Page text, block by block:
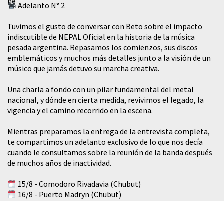
Adelanto N° 2
Tuvimos el gusto de conversar con Beto sobre el impacto
indiscutible de NEPAL Oficial en la historia de la música
pesada argentina. Repasamos los comienzos, sus discos
emblemáticos y muchos más detalles junto a la visión de un
músico que jamás detuvo su marcha creativa.
​Una charla a fondo con un pilar fundamental del metal
nacional, y dónde en cierta medida, revivimos el legado, la
vigencia y el camino recorrido en la escena.
Mientras preparamos la entrega de la entrevista completa,
te compartimos un adelanto exclusivo de lo que nos decía
cuando le consultamos sobre la reunión de la banda después
de muchos años de inactividad.
15/8 - Comodoro Rivadavia (Chubut)
16/8 - Puerto Madryn (Chubut)